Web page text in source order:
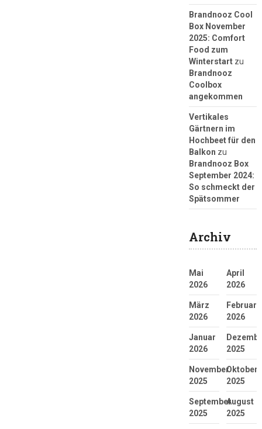
Brandnooz Cool
Box November
2025: Comfort
Food zum
Winterstartzu
Brandnooz
Coolbox
angekommen
Vertikales
Gärtnern im
Hochbeet für den
Balkon zu
Brandnooz Box
September 2024:
So schmeckt der
Spätsommer
Archiv
Mai
2026
April
2026
März
2026
Februar
2026
Januar
2026
2025
November
2025
Oktober
2025
September
2025
August
2025